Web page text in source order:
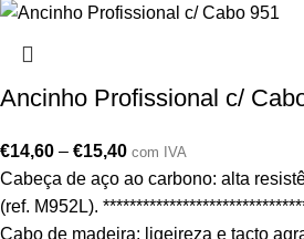
Ancinho Profissional c/
€14,60 – €15,40 com IVA
Cabeça de aço ao carbono: alta
(ref. M952L).
Cabo de madeira: ligeireza e tacto